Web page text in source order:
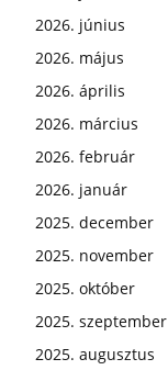
2026. június
2026. május
2026. április
2026. március
2026. február
2026. január
2025. december
2025. november
2025. október
2025. szeptember
2025. augusztus